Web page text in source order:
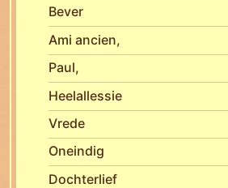
Bever
Ami ancien,
Paul,
Heelallessie
Vrede
Oneindig
Dochterlief